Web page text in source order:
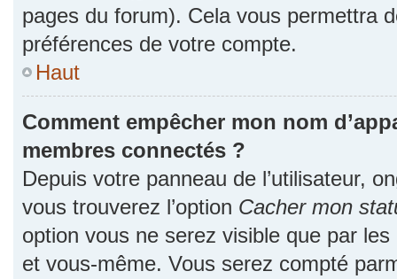
pages du forum). Cela vous permettra
préférences de votre compte.
Haut
Comment empêcher mon nom
membres connectés ?
Depuis votre panneau de l’utilisateur,
vous trouverez l’option Cacher mon
option vous ne serez visible que par
et vous-même. Vous serez compté